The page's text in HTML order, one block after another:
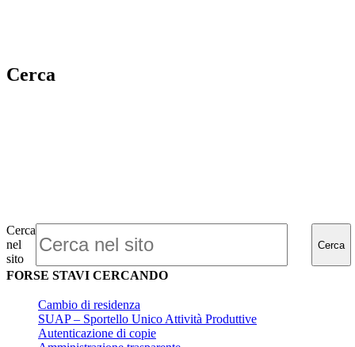
Cerca
Cerca
nel
sito
Cerca
FORSE STAVI CERCANDO
Cambio di residenza
SUAP – Sportello Unico Attività Produttive
Autenticazione di copie